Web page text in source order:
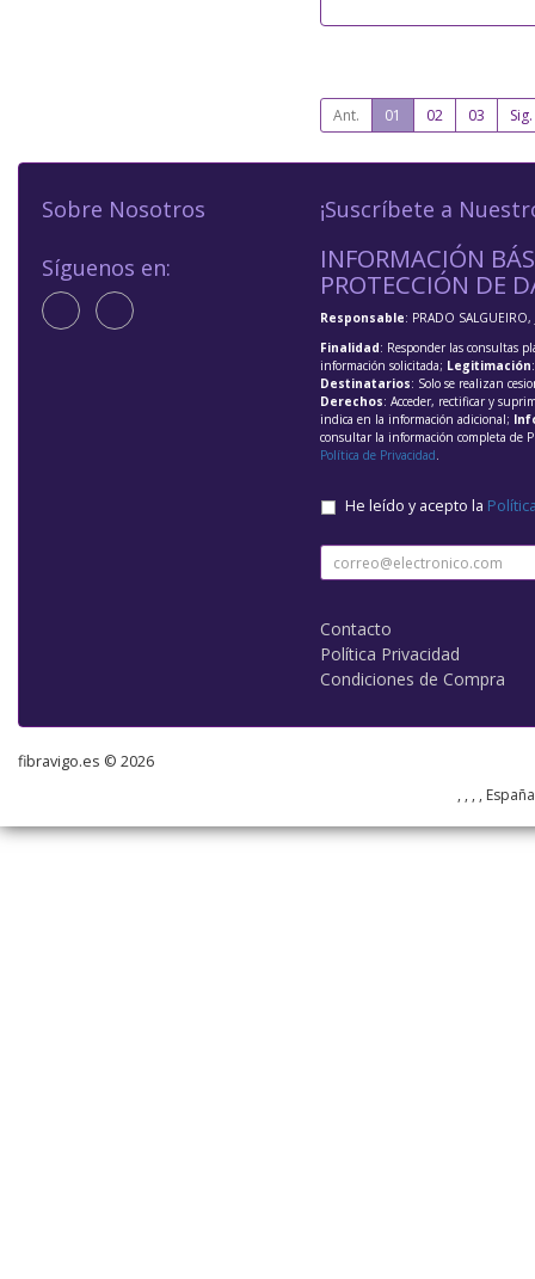
Ant. 01 02 03 Sig.
Sobre Nosotros
Síguenos en:
¡Suscríbete a
INFORMACIÓN
PROTECCIÓN DE
Responsable: PRADO SALGUEIRO,
Finalidad: Responder las consultas
información solicitada; Legitimación
Destinatarios: Solo se realizan
Derechos: Acceder, rectificar y
indica en la información adicional;
consultar la información completa de
Política de Privacidad.
He leído y acepto la
Contacto
Política Privacidad
Condiciones de Compra
fibravigo.es © 2026
, , , ,